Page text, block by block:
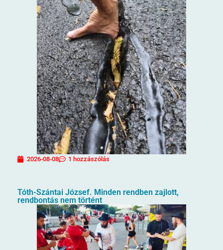
2026-08-08 1 hozzászólás
Tóth-Szántai József. Minden rendben zajlott,
rendbontás nem történt